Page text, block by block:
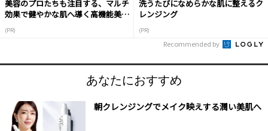
美容のプロたちも注目する、マルチ
効果で健やかな肌へ導く高機能美容
(PR)
洗うたびになめらかな肌に整えるク
レンジング
(PR)
Recommended by
あなたにおすすめ
朝クレンジングでメイク映えする潤い美肌へ